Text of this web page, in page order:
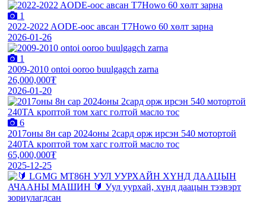
1
2022-2022 AODE-оос авсан T7Howo 60 хөлт зарна
2026-01-26
1
2009-2010 ontoi ooroo buulgagch zarna
26,000,000₮
2026-01-20
6
2017оны 8н сар 2024оны 2сард орж ирсэн 540 мотортой
240ТА кроптой том хагс голтой масло тос
65,000,000₮
2025-12-25